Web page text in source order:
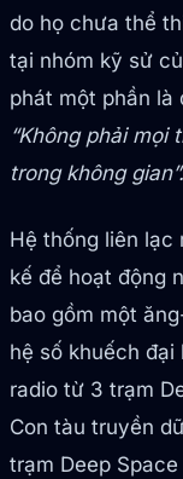
do họ chưa thể
tại nhóm kỹ sử
phát một phần là
“Không phải mọi
trong không gian”.
Hệ thống liên lạc
kế để hoạt động
bao gồm một
hệ số khuếch đại
radio từ 3 trạm
Con tàu truyền
trạm Deep